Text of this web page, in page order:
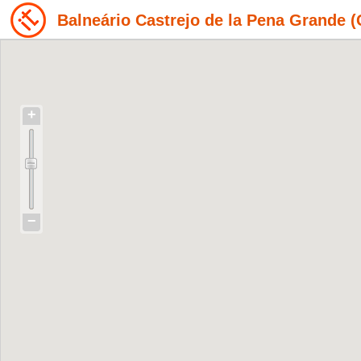
Balneário Castrejo de la Pena Grande
+
−